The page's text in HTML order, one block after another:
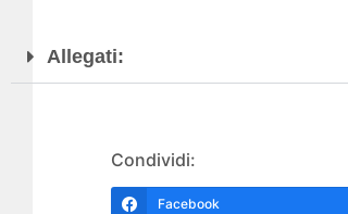
Allegati:
Condividi:
Facebook